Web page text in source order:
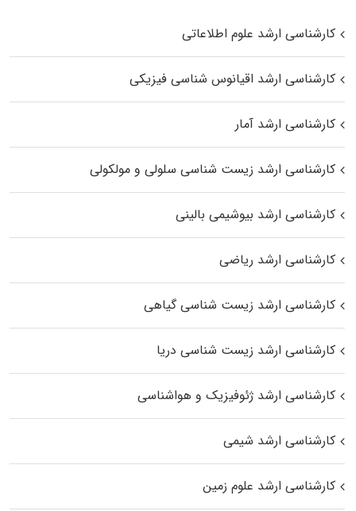
کارشناسی ارشد علوم اطلاعاتی
کارشناسی ارشد اقیانوس‌ شناسی فیزیکی
کارشناسی ارشد آمار
کارشناسی ارشد زیست شناسی سلولی و مولکولی
کارشناسی ارشد بیوشیمی بالینی
کارشناسی ارشد ریاضی
کارشناسی ارشد زیست‌ شناسی گیاهی
کارشناسی ارشد زیست‌ شناسی دریا
کارشناسی ارشد ژئوفیزیک و هواشناسی
کارشناسی ارشد شیمی
کارشناسی ارشد علوم زمین